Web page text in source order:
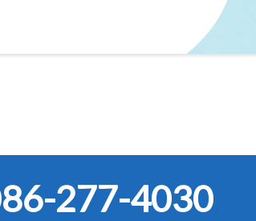
277-4030